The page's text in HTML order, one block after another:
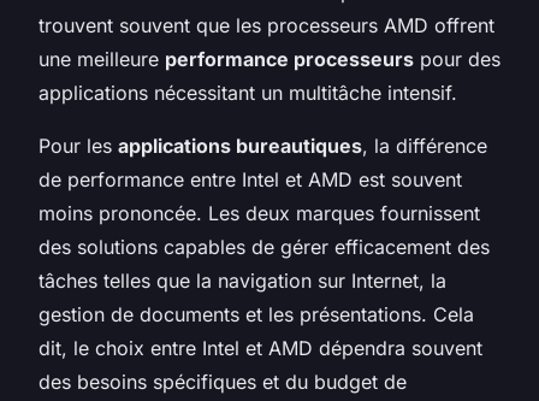
trouvent souvent que les processeurs AMD offrent
une meilleure performance processeurs pour des
applications nécessitant un multitâche intensif.
Pour les applications bureautiques, la différence
de performance entre Intel et AMD est souvent
moins prononcée. Les deux marques fournissent
des solutions capables de gérer efficacement des
tâches telles que la navigation sur Internet, la
gestion de documents et les présentations. Cela
dit, le choix entre Intel et AMD dépendra souvent
des besoins spécifiques et du budget de